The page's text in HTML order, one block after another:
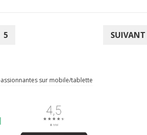
5
sur mobile/tablette